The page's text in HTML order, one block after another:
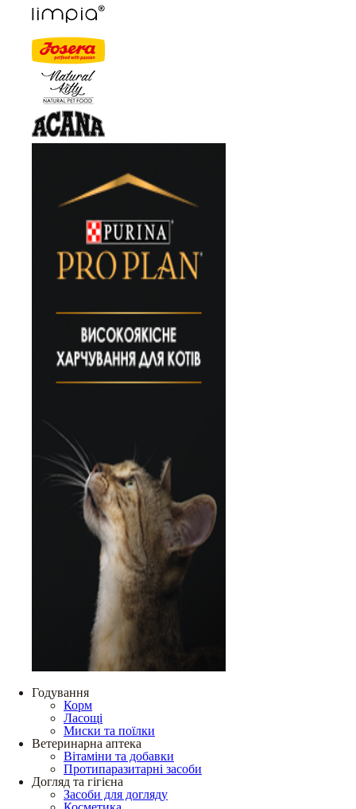
Годування
Корм
Ласощі
Миски та поїлки
Ветеринарна аптека
Вітаміни та добавки
Протипаразитарні засоби
Догляд та гігієна
Засоби для догляду